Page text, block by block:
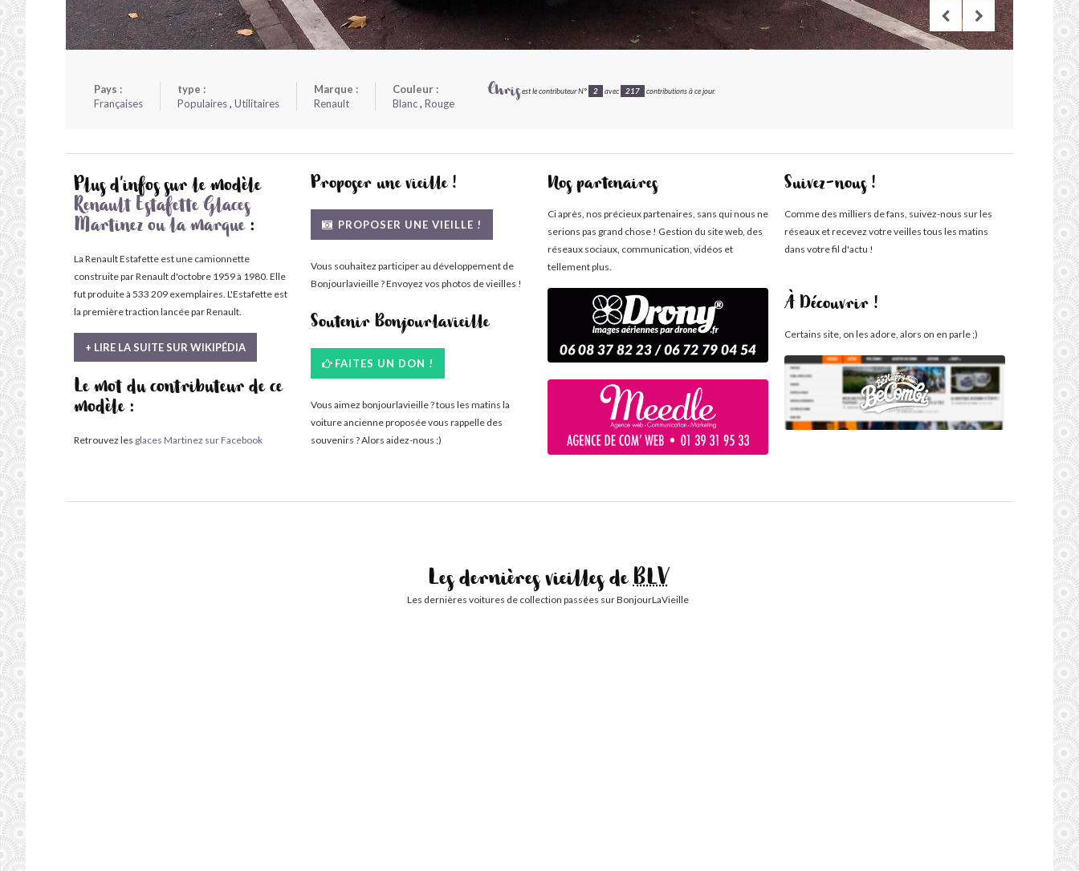
Pays :
Françaises
type :
Populaires, Utilitaires
Marque :
Renault
Couleur :
Blanc, Rouge
Chrisest le contributeur N° 2 avec 217 contributions à ce jour.
Plus d'infos sur le modèle
Renault Estafette Glaces
Martinez ou la marque:
La Renault Estafette est une camionnette
construite par Renault d'octobre 1959 à 1980. Elle
fut produite à 533 209 exemplaires. L'Estafette est
la première traction lancée par Renault.
+ LIRE LA SUITE SUR WIKIPÉDIA
Le mot du contributeur de ce
modèle :
Retrouvez les glaces Martinez sur Facebook
Proposer une vieille !
PROPOSER UNE VIEILLE !
Vous souhaitez participer au développement de
Bonjourlavieille ? Envoyez vos photos de vieilles !
Soutenir Bonjourlavieille
FAITES UN DON !
Vous aimez bonjourlavieille ? tous les matins la
voiture ancienne proposée vous rappelle des
souvenirs ? Alors aidez-nous ;)
Nos partenaires
Ci après, nos précieux partenaires, sans qui nous ne
serions pas grand chose ! Gestion du site web, des
réseaux sociaux, communication, vidéos et
tellement plus.
Suivez-nous !
Comme des milliers de fans, suivez-nous sur les
réseaux et recevez votre veilles tous les matins
dans votre fil d'actu !
À Découvrir !
Certains site, on les adore, alors on en parle ;)
Les dernières vieilles deBLV
Les dernières voitures de collection passées sur BonjourLaVieille